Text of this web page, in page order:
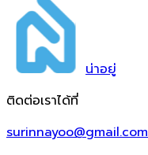
น่าอยู่
ติดต่อเราได้ที่
surinnayoo@gmail.com